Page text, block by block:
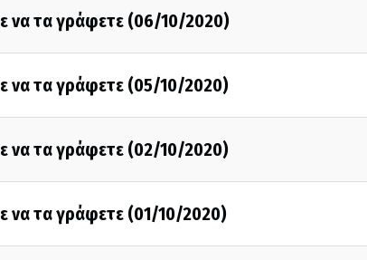
να τα γράφετε (06/10/2020)
να τα γράφετε (05/10/2020)
να τα γράφετε (02/10/2020)
να τα γράφετε (01/10/2020)